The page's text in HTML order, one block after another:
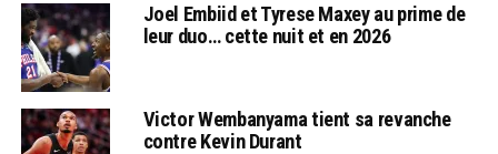
Joel Embiid et Tyrese Maxey au prime de
leur duo… cette nuit et en 2026
Victor Wembanyama tient sa revanche
contre Kevin Durant